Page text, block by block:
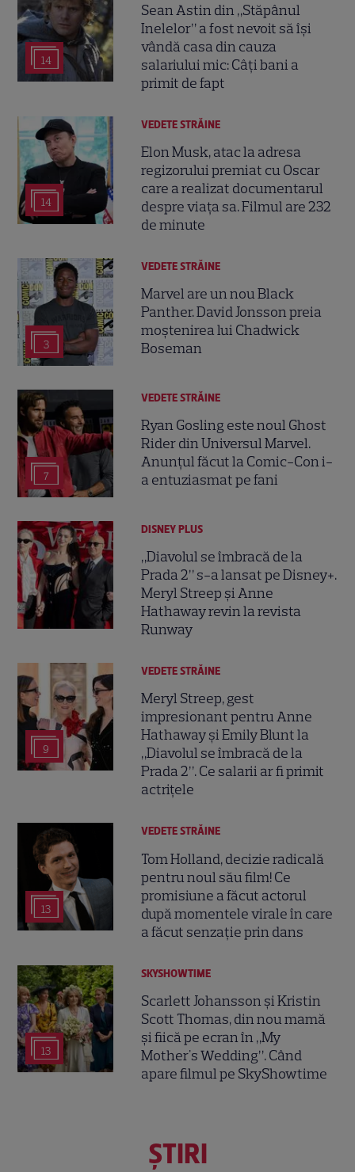
14
Sean Astin din „Stăpânul
Inelelor” a fost nevoit să își
vândă casa din cauza
salariului mic: Câți bani a
primit de fapt
14
VEDETE STRĂINE
Elon Musk, atac la adresa
regizorului premiat cu Oscar
care a realizat documentarul
despre viața sa. Filmul are 232
de minute
3
VEDETE STRĂINE
Marvel are un nou Black
Panther. David Jonsson preia
moștenirea lui Chadwick
Boseman
7
VEDETE STRĂINE
Ryan Gosling este noul Ghost
Rider din Universul Marvel.
Anunțul făcut la Comic-Con i-
a entuziasmat pe fani
DISNEY PLUS
„Diavolul se îmbracă de la
Prada 2” s-a lansat pe Disney+.
Meryl Streep și Anne
Hathaway revin la revista
Runway
9
VEDETE STRĂINE
Meryl Streep, gest
impresionant pentru Anne
Hathaway și Emily Blunt la
„Diavolul se îmbracă de la
Prada 2”. Ce salarii ar fi primit
actrițele
13
VEDETE STRĂINE
Tom Holland, decizie radicală
pentru noul său film! Ce
promisiune a făcut actorul
după momentele virale în care
a făcut senzație prin dans
13
SKYSHOWTIME
Scarlett Johansson și Kristin
Scott Thomas, din nou mamă
și fiică pe ecran în „My
Mother's Wedding”. Când
apare filmul pe SkyShowtime
ŞTIRI